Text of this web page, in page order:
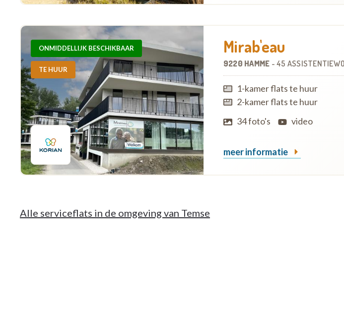
ONMIDDELLIJK BESCHIKBAAR
TE HUUR
Mirab'eau
9220 HAMME -45
1-kamer flats te huur
2-kamer flats te huur
34 foto's
video
meer informatie
Alle serviceflats in de omgeving van Temse